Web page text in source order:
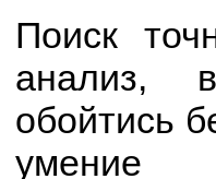
Поиск
анализ,
обойтись